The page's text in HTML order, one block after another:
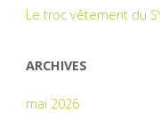
Le troc vêtement du
ARCHIVES
mai 2026